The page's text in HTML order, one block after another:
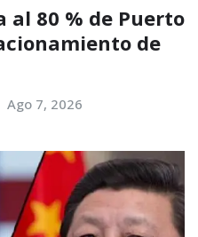
al 80 % de Puerto
de
Ago 7, 2026